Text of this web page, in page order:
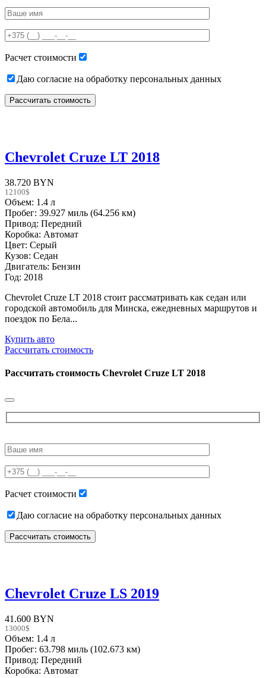
leave
field
empty.
Расчет стоимости
Даю согласие на обработку персональных данных
Chevrolet Cruze LT 2018
38.720 BYN
12100$
Объем: 1.4 л
Пробег: 39.927 миль (64.256 км)
Привод: Передний
Коробка: Автомат
Цвет: Серый
Кузов: Седан
Двигатель: Бензин
Год: 2018
Chevrolet Cruze LT 2018 стоит рассматривать как седан или
городской автомобиль для Минска, ежедневных маршрутов и
поездок по Бела...
Купить авто
Рассчитать стоимость
Рассчитать стоимость Chevrolet Cruze LT 2018
leave
field
empty.
Расчет стоимости
Даю согласие на обработку персональных данных
Chevrolet Cruze LS 2019
41.600 BYN
13000$
Объем: 1.4 л
Пробег: 63.798 миль (102.673 км)
Привод: Передний
Коробка: Автомат